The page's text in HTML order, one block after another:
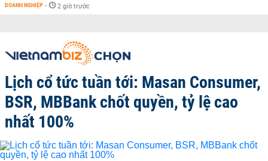
DOANH NGHIỆP - 2 giờ trước
Lịch cổ tức tuần tới: Masan Consumer,
BSR, MBBank chốt quyền, tỷ lệ cao
nhất 100%